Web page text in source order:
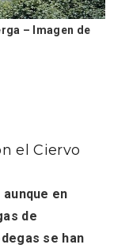
– Imagen de
el Ciervo
aunque en
de
se han